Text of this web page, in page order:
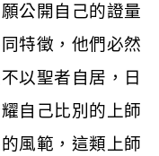
公開自己的證量
特徵，他們必然
以聖者自居，日
自己比別的上師
風範，這類上師